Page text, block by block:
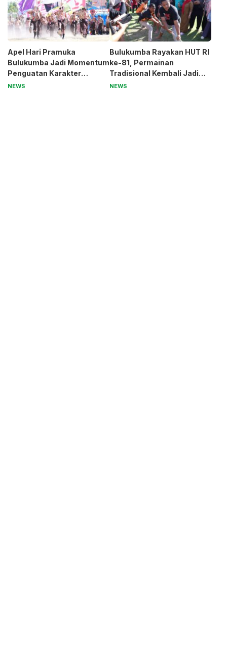
Apel Hari Pramuka
Bulukumba Jadi Momentum
Penguatan Karakter
Generasi Muda
NEWS
Bulukumba Rayakan HUT RI
ke-81, Permainan
Tradisional Kembali Jadi
Magnet
NEWS